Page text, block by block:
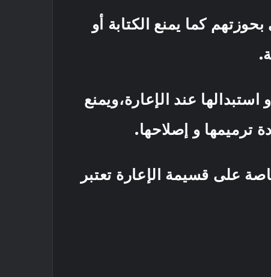
كما يمنع الكتابة أو
الإدارية.
عند الإعارة،ويمنع
ترميمها و إصلاحها.
على قسيمة الإعارة تعتبر